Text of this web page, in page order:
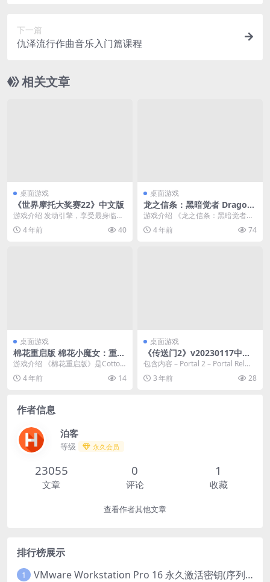
下一篇
仇泽流行作曲音乐入门篇课程
相关文章
桌面游戏
《世界摩托大奖赛22》中文版
游戏介绍 发动引擎，享受最身临其
境、最原汁原味的MotoGP?游戏体
验，不玩不是...
4 年前 40
桌面游戏
龙之信条：黑暗觉者 Drago
n’s Dogma: Dark Arisen 简
体中文绿色版
游戏介绍 《龙之信条：黑暗觉者》
作为前作《龙之信条》的加强版
本，游戏中基本上除了...
4 年前 74
桌面游戏
棉花重启版 棉花小魔女：重启
版 COTTON REBOOT! 绿色中
文简体版
游戏介绍 《棉花重启版》是Cotton
的完全重制版，是30年前发布的巫
术射击游戏...
4 年前 14
桌面游戏
《传送门2》v20230117中文
版 免费下载
包含内容 – Portal 2 – Portal Rel...
3 年前
28
作者信息
泊客
等级 永久会员
23055
文章
0
评论
1
收藏
查看作者其他文章
排行榜展示
1 VMware Workstation Pro 16 永久激活密钥(序列号)